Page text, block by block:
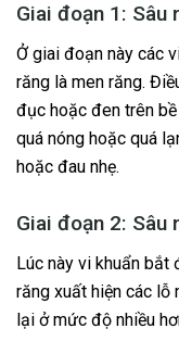
Giai đoạn 1: Sâu
Ở giai đoạn này các
răng là men răng.
đục hoặc đen trên
quá nóng hoặc quá
hoặc đau nhẹ.
Giai đoạn 2: Sâu
Lúc này vi khuẩn bắt
răng xuất hiện các lỗ
lại ở mức độ nhiều